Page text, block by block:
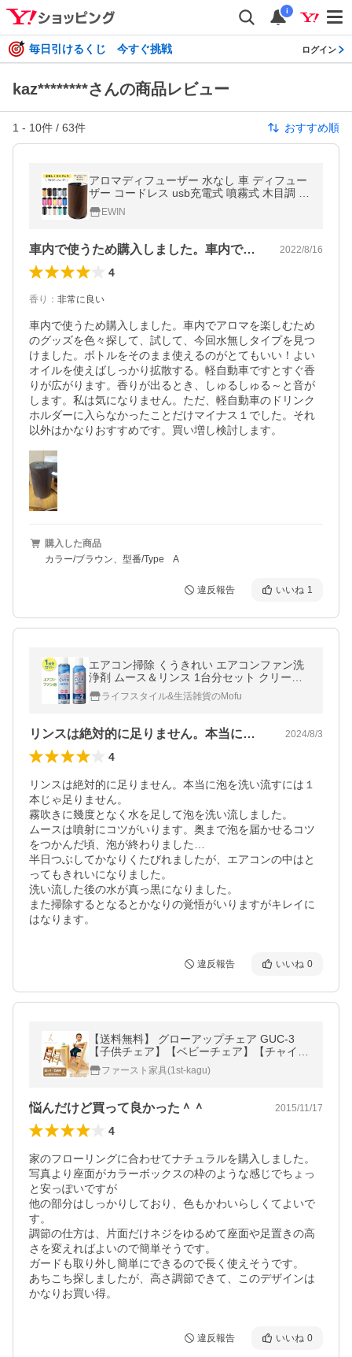
i
毎日引けるくじ 今すぐ挑戦 ログイン
kaz********さんの商品レビュー
1 - 10件 / 63件 おすすめ順
アロマディフューザー 水なし 車 ディフュー
ザー コードレス usb充電式 噴霧式 木目調 ネ
ブライザー式 芳香剤 小型 静音 リラックス
ギフト 20mlボルト付き
EWIN
車内で使うため購入しました。車内でアロ… 2022/8/16
4
香り ： 非常に良い
車内で使うため購入しました。車内でアロマを楽しむため
のグッズを色々探して、試して、今回水無しタイプを見つ
けました。ボトルをそのまま使えるのがとてもいい！よい
オイルを使えばしっかり拡散する。軽自動車ですとすぐ香
りが広がります。香りが出るとき、しゅるしゅる～と音が
します。私は気になりません。ただ、軽自動車のドリンク
ホルダーに入らなかったことだけマイナス１でした。それ
以外はかなりおすすめです。買い増し検討します。
購入した商品
カラー/ブラウン、型番/Type A
違反報告 いいね 1
エアコン掃除 くうきれい エアコンファン洗
浄剤 ムース＆リンス 1台分セット クリーナ
ー 家庭用 自分で
ライフスタイル&生活雑貨のMofu
リンスは絶対的に足りません。本当に泡を… 2024/8/3
4
リンスは絶対的に足りません。本当に泡を洗い流すには１
本じゃ足りません。
霧吹きに幾度となく水を足して泡を洗い流しました。
ムースは噴射にコツがいります。奥まで泡を届かせるコツ
をつかんだ頃、泡が終わりました…
半日つぶしてかなりくたびれましたが、エアコンの中はと
ってもきれいになりました。
洗い流した後の水が真っ黒になりました。
また掃除するとなるとかなりの覚悟がいりますがキレイに
はなります。
違反報告 いいね 0
【送料無料】 グローアップチェア GUC-3
【子供チェア】【ベビーチェア】【チャイル
ドチェア】【木製チェア】【子供家具】【高
さ調節可能】【在庫限り】
ファースト家具(1st-kagu)
悩んだけど買って良かった＾＾ 2015/11/17
4
家のフローリングに合わせてナチュラルを購入しました。
写真より座面がカラーボックスの枠のような感じでちょっ
と安っぽいですが
他の部分はしっかりしており、色もかわいらしくてよいで
す。
調節の仕方は、片面だけネジをゆるめて座面や足置きの高
さを変えればよいので簡単そうです。
ガードも取り外し簡単にできるので長く使えそうです。
あちこち探しましたが、高さ調節できて、このデザインは
かなりお買い得。
違反報告 いいね 0